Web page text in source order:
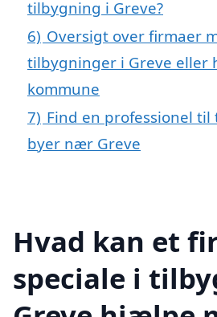
tilbygning i Greve?
6) Oversigt over firmaer
tilbygninger i Greve eller
kommune
7) Find en professionel
byer nær Greve
Hvad kan et
speciale i